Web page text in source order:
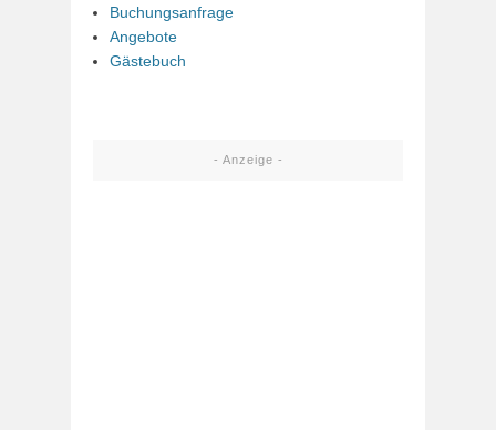
Buchungsanfrage
Angebote
Gästebuch
- Anzeige -